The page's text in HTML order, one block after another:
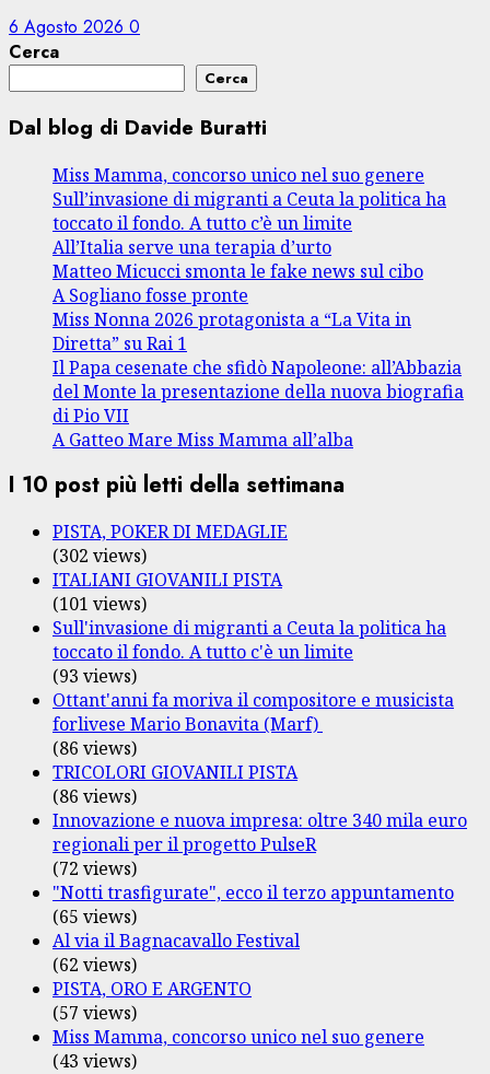
6 Agosto 2026 0
Cerca
Cerca
Dal blog di Davide Buratti
Miss Mamma, concorso unico nel suo genere
Sull’invasione di migranti a Ceuta la politica ha
toccato il fondo. A tutto c’è un limite
All’Italia serve una terapia d’urto
Matteo Micucci smonta le fake news sul cibo
A Sogliano fosse pronte
Miss Nonna 2026 protagonista a “La Vita in
Diretta” su Rai 1
Il Papa cesenate che sfidò Napoleone: all’Abbazia
del Monte la presentazione della nuova biografia
di Pio VII
A Gatteo Mare Miss Mamma all’alba
I 10 post più letti della settimana
PISTA, POKER DI MEDAGLIE
(302 views)
ITALIANI GIOVANILI PISTA
(101 views)
Sull'invasione di migranti a Ceuta la politica ha
toccato il fondo. A tutto c'è un limite
(93 views)
Ottant'anni fa moriva il compositore e musicista
forlivese Mario Bonavita (Marf)
(86 views)
TRICOLORI GIOVANILI PISTA
(86 views)
Innovazione e nuova impresa: oltre 340 mila euro
regionali per il progetto PulseR
(72 views)
"Notti trasfigurate", ecco il terzo appuntamento
(65 views)
Al via il Bagnacavallo Festival
(62 views)
PISTA, ORO E ARGENTO
(57 views)
Miss Mamma, concorso unico nel suo genere
(43 views)